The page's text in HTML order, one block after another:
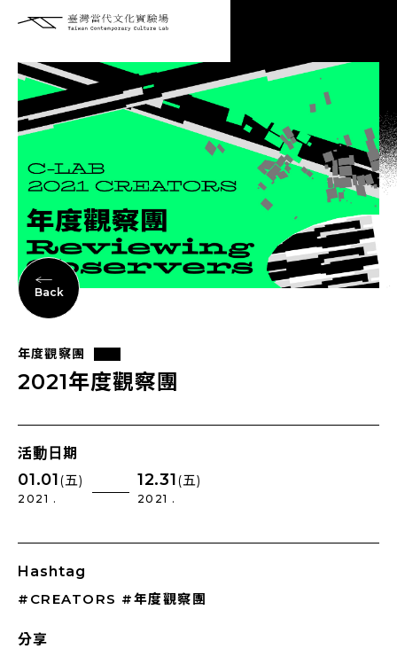
Back
年度觀察團
2021年度觀察團
活動日期
01.01(五)
2021 .
12.31(五)
2021 .
Hashtag
#CREATORS #年度觀察團
分享